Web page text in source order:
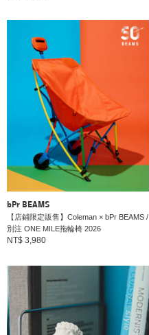
bPr BEAMS
【店鋪限定販售】Coleman × bPr BEAMS /
別注 ONE MILE拖輪椅 2026
NT$ 3,980